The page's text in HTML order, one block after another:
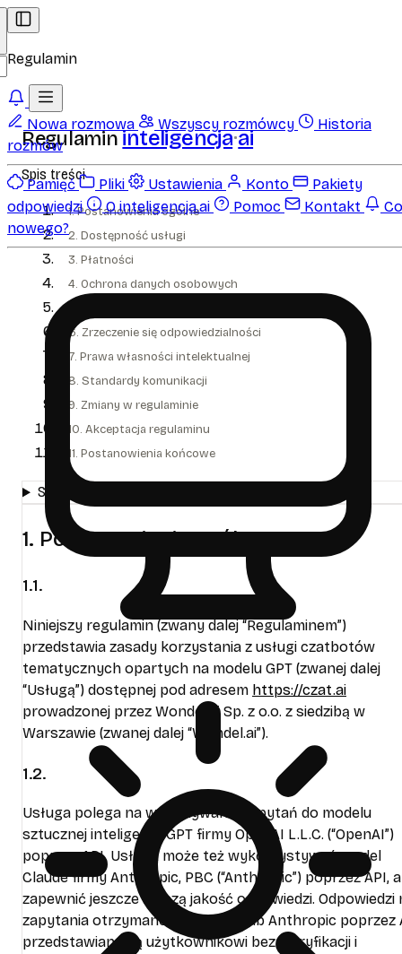
Regulamin
Nowa rozmowa Wszyscy rozmówcy
Historia
rozmów
Pamięć Pliki Ustawienia Konto
Pakiety
odpowiedzi
O inteligencja.ai Pomoc Kontakt
Co
nowego?
Regulamininteligencja ai
Spis treści
1. Postanowienia ogólne
2. Dostępność usługi
3. Płatności
4. Ochrona danych osobowych
6. Zrzeczenie się odpowiedzialności
7. Prawa własności intelektualnej
8. Standardy komunikacji
9. Zmiany w regulaminie
10. Akceptacja regulaminu
11. Postanowienia końcowe
Spis treści
1. Postanowienia ogólne
1.1.
Niniejszy regulamin (zwany dalej “Regulaminem”)
przedstawia zasady korzystania z usługi czatbotów
tematycznych opartych na modelu GPT (zwanej dalej
“Usługą”) dostępnej pod adresem https://czat.ai
prowadzonej przez Wondel.ai Sp. z o.o. z siedzibą w
Warszawie (zwanej dalej “Wondel.ai”).
1.2.
Usługa polega na wykonywaniu zapytań do modelu
sztucznej inteligencji GPT firmy OpenAI L.L.C. (“OpenAI”)
poprzez API. Usługa może też wykorzystywać model
Claude firmy Anthropic, PBC (“Anthropic”) poprzez API,
zapewnić jeszcze lepszą jakość odpowiedzi. Odpowiedzi
zapytania otrzymane od OpenAI lub Anthropic poprzez
przedstawiane są użytkownikowi bez weryfikacji i